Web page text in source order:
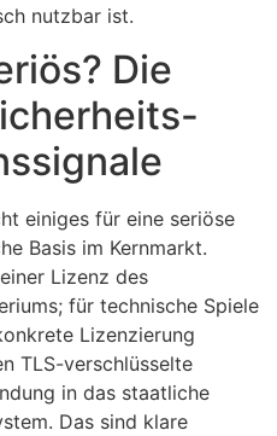
nutzbar ist.
Die
einiges für eine seriöse
Basis im Kernmarkt.
Lizenz des
für technische Spiele
Lizenzierung
TLS-verschlüsselte
in das staatliche
Das sind klare